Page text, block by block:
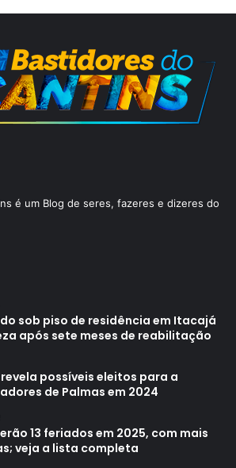
é um Blog de seres, fazeres e dizeres do
sob piso de residência em Itacajá
após sete meses de reabilitação
revela possíveis eleitos para a
de Palmas em 2024
13 feriados em 2025, com mais
veja a lista completa